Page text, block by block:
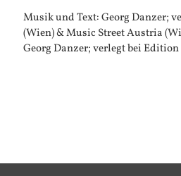
Musik und Text: Georg Danzer;
(Wien) & Music Street Austria
Georg Danzer; verlegt bei